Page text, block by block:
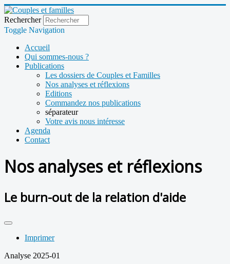
Rechercher
Toggle Navigation
Accueil
Qui sommes-nous ?
Publications
Les dossiers de Couples et Familles
Nos analyses et réflexions
Editions
Commandez nos publications
séparateur
Votre avis nous intéresse
Agenda
Contact
Nos analyses et réflexions
Le burn-out de la relation d'aide
Imprimer
Analyse 2025-01